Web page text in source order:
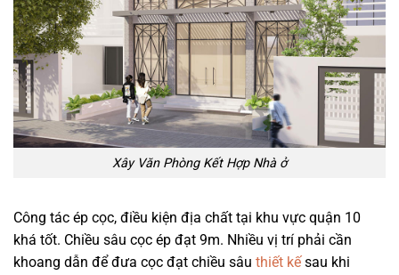
Xây Văn Phòng Kết Hợp Nhà ở
Công tác ép cọc, điều kiện địa chất tại khu vực quận 10
khá tốt. Chiều sâu cọc ép đạt 9m. Nhiều vị trí phải cần
khoang dẫn để đưa cọc đạt chiều sâu thiết kếsau khi